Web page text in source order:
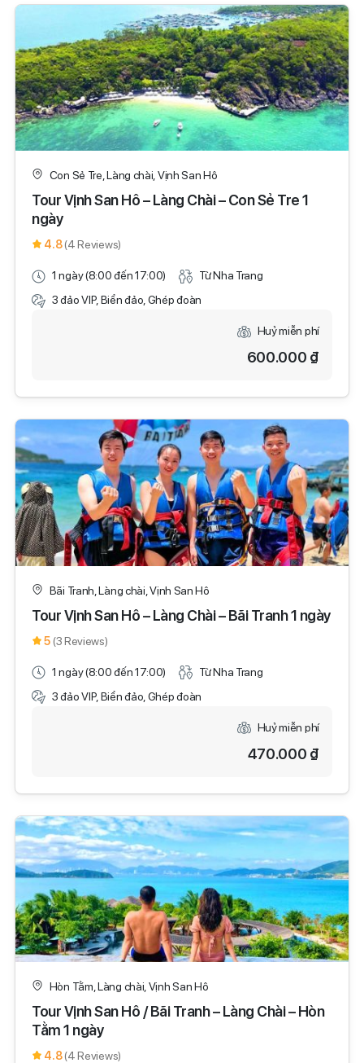
Con Sẻ Tre, Làng chài, Vịnh San Hô
Tour Vịnh San Hô – Làng Chài – Con Sẻ Tre 1
ngày
4.8(4 Reviews)
1 ngày (8:00 đến 17:00)
Từ Nha Trang
3 đảo VIP, Biển đảo, Ghép đoàn
Huỷ miễn phí
600.000 ₫
Bãi Tranh, Làng chài, Vịnh San Hô
Tour Vịnh San Hô – Làng Chài – Bãi Tranh 1 ngày
5 (3 Reviews)
1 ngày (8:00 đến 17:00)
Từ Nha Trang
3 đảo VIP, Biển đảo, Ghép đoàn
Huỷ miễn phí
470.000 ₫
Hòn Tằm, Làng chài, Vịnh San Hô
Tour Vịnh San Hô / Bãi Tranh – Làng Chài – Hòn
Tằm 1 ngày
4.8(4 Reviews)